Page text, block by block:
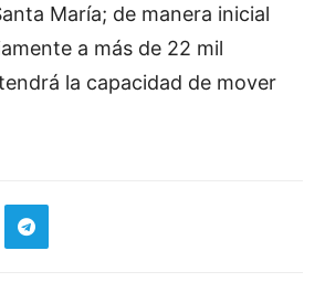
María; de manera inicial
a más de 22 mil
la capacidad de mover